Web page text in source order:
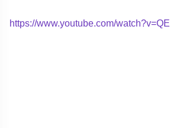
https://www.youtube.com/